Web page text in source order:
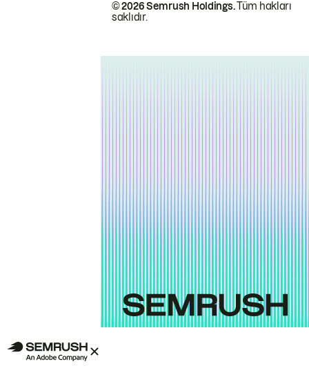
© 2026 Semrush Holdings.Tüm hakları
saklıdır.